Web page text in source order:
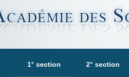
1° section 2° section